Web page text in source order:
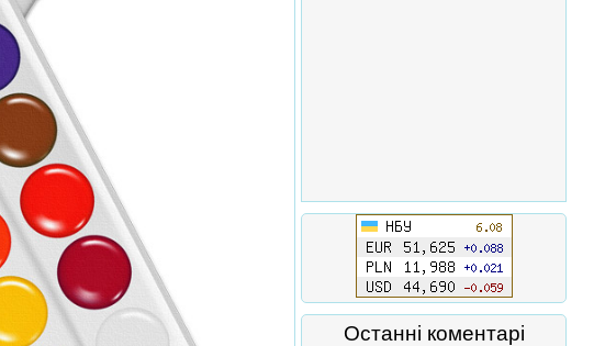
Останні коментарі